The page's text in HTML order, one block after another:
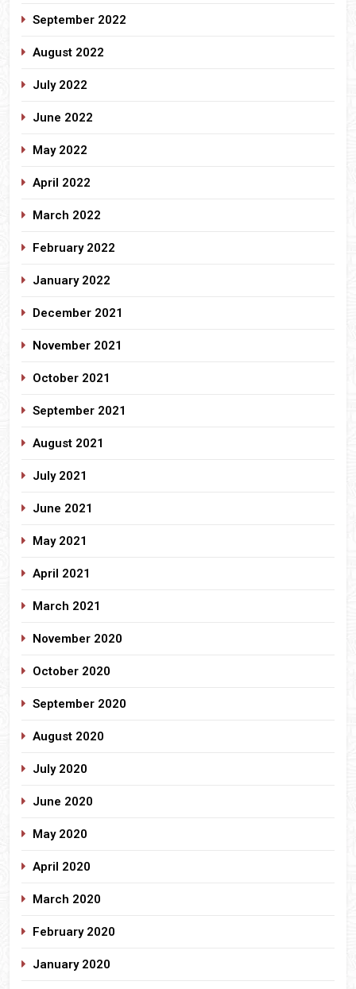
September 2022
August 2022
July 2022
June 2022
May 2022
April 2022
March 2022
February 2022
January 2022
December 2021
November 2021
October 2021
September 2021
August 2021
July 2021
June 2021
May 2021
April 2021
March 2021
November 2020
October 2020
September 2020
August 2020
July 2020
June 2020
May 2020
April 2020
March 2020
February 2020
January 2020